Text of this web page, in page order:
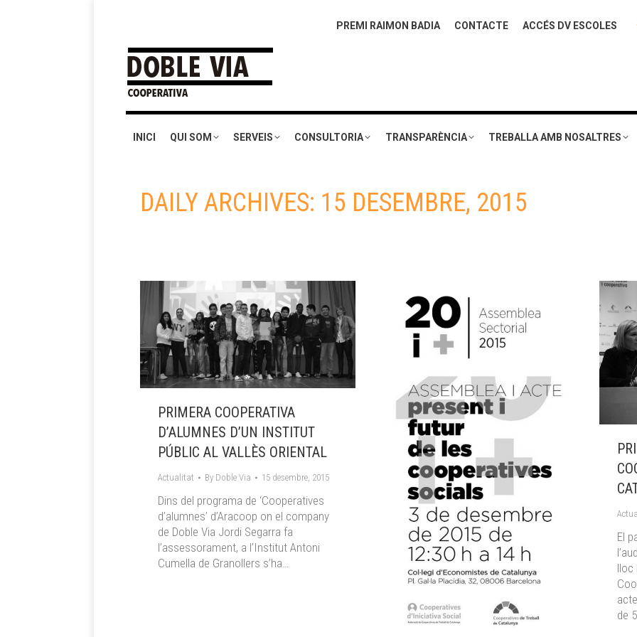
PREMI RAIMON BADIA CONTACTE ACCÉS DV ESCOLES
INICI QUI SOM SERVEIS CONSULTORIA TRANSPARÈNCIA TREBALLA AMB NOSALTRES
DAILY ARCHIVES: 15 DESEMBRE, 2015
PRIMERA COOPERATIVA
D’ALUMNES D’UN INSTITUT
PÚBLIC AL VALLÈS ORIENTAL
Actualitat By Doble Via 15 desembre, 2015
Dins del programa de ‘Cooperatives
d’alumnes’ d’Aracoop on el company
de Doble Via Jordi Segarra fa
l’assessorament, a l’Institut Antoni
Cumella de Granollers s’ha…
El
lloc
de